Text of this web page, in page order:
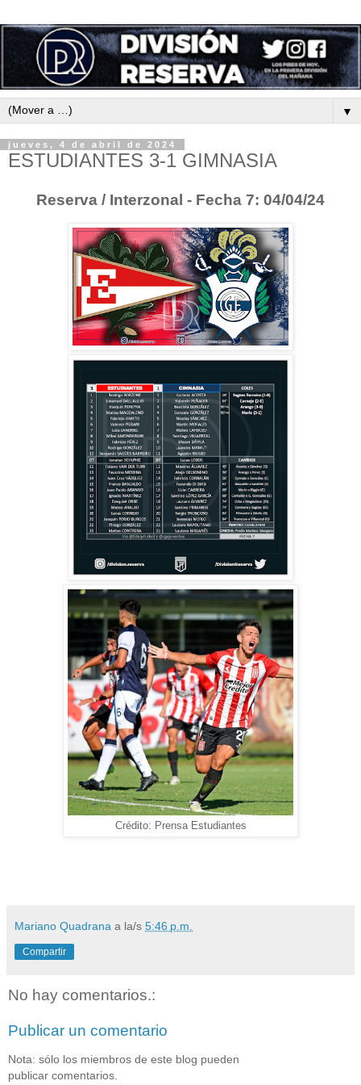
▼
jueves, 4 de abril de 2024
ESTUDIANTES 3-1 GIMNASIA
Reserva / Interzonal - Fecha 7: 04/04/24
Crédito: Prensa Estudiantes
Mariano Quadrana a la/s 5:46 p.m.
Compartir
No hay comentarios.:
Publicar un comentario
Nota: sólo los miembros de este blog pueden
publicar comentarios.